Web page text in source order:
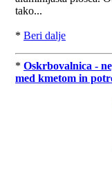
tako...
* Beri dalje
* Oskrbovalnica -
med kmetom in